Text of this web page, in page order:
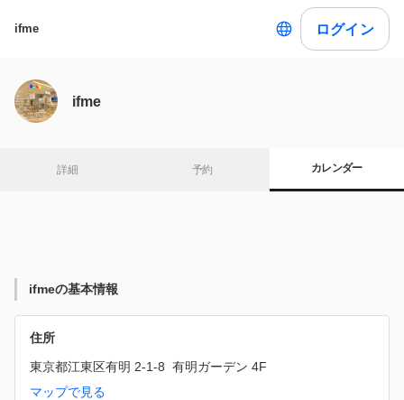
ifme ログイン
ifme
詳細 予約 カレンダー
ifmeの基本情報
住所
東京都江東区有明 2-1-8  有明ガーデン 4F
マップで見る